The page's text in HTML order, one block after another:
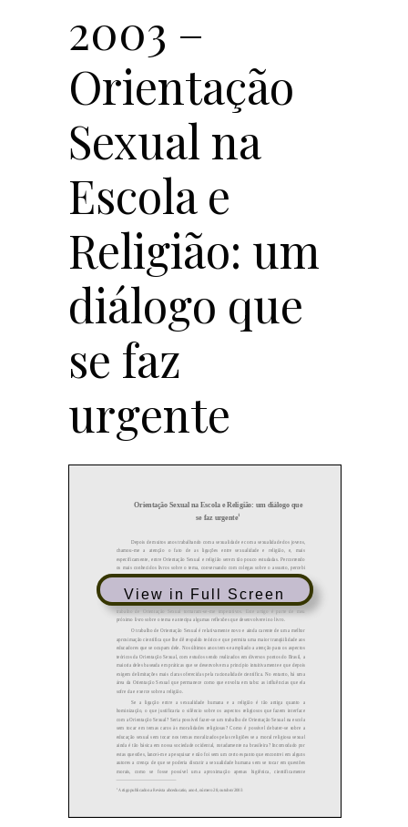
2003 –
Orientação
Sexual na
Escola e
Religião: um
diálogo que
se faz
urgente
View in Full Screen